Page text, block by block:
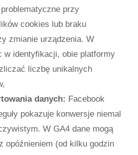
przy
cookies lub braku
zmianie urządzenia. W
w identyfikacji, obie platformy
liczbę unikalnych
danych: Facebook
pokazuje konwersje niemal
W GA4 dane mogą
opóźnieniem (od kilku godzin